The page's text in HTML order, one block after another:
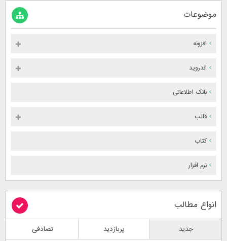
موضوعات
افزونه
اندروید
بانک اطلاعاتی
قالب
کتاب
نرم افزار
انواع مطالب
جدید پربازدید تصادفی